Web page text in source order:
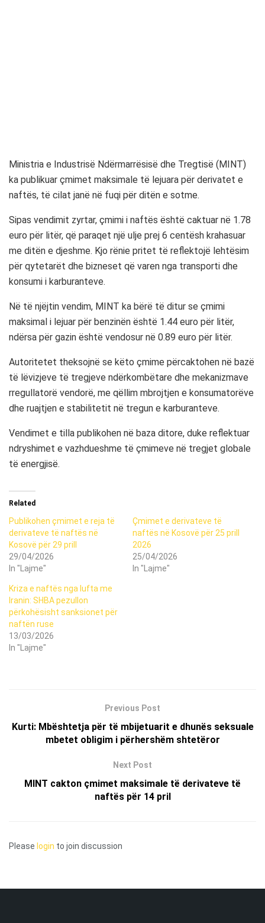
Ministria e Industrisë Ndërmarrësisë dhe Tregtisë (MINT)
ka publikuar çmimet maksimale të lejuara për derivatet e
naftës, të cilat janë në fuqi për ditën e sotme.
Sipas vendimit zyrtar, çmimi i naftës është caktuar në 1.78
euro për litër, që paraqet një ulje prej 6 centësh krahasuar
me ditën e djeshme. Kjo rënie pritet të reflektojë lehtësim
për qytetarët dhe bizneset që varen nga transporti dhe
konsumi i karburanteve.
Në të njëjtin vendim, MINT ka bërë të ditur se çmimi
maksimal i lejuar për benzinën është 1.44 euro për litër,
ndërsa për gazin është vendosur në 0.89 euro për litër.
Autoritetet theksojnë se këto çmime përcaktohen në bazë
të lëvizjeve të tregjeve ndërkombëtare dhe mekanizmave
rregullatorë vendorë, me qëllim mbrojtjen e konsumatorëve
dhe ruajtjen e stabilitetit në tregun e karburanteve.
Vendimet e tilla publikohen në baza ditore, duke reflektuar
ndryshimet e vazhdueshme të çmimeve në tregjet globale
të energjisë.
Related
Publikohen çmimet e reja të
derivateve të naftës në
Kosovë për 29 prill
29/04/2026
In "Lajme"
Çmimet e derivateve të
naftës në Kosovë për 25 prill
2026
25/04/2026
In "Lajme"
Kriza e naftës nga lufta me
Iranin: SHBA pezullon
përkohësisht sanksionet për
naftën ruse
13/03/2026
In "Lajme"
Previous Post
Kurti: Mbështetja për të mbijetuarit e dhunës seksuale
mbetet obligim i përhershëm shtetëror
Next Post
MINT cakton çmimet maksimale të derivateve të
naftës për 14 pril
Please login to join discussion